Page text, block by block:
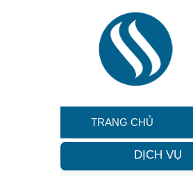
TRANG CHỦ
DỊCH VỤ